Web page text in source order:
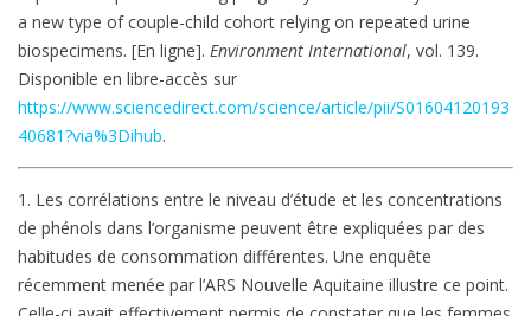
a new type of couple-child cohort relying on repeated urine
biospecimens. [En ligne]. Environment International, vol. 139.
Disponible en libre-accès sur
https://www.sciencedirect.com/science/article/pii/S01604120193
40681?via%3Dihub.
1. Les corrélations entre le niveau d’étude et les concentrations
de phénols dans l’organisme peuvent être expliquées par des
habitudes de consommation différentes. Une enquête
récemment menée par l’ARS Nouvelle Aquitaine illustre ce point.